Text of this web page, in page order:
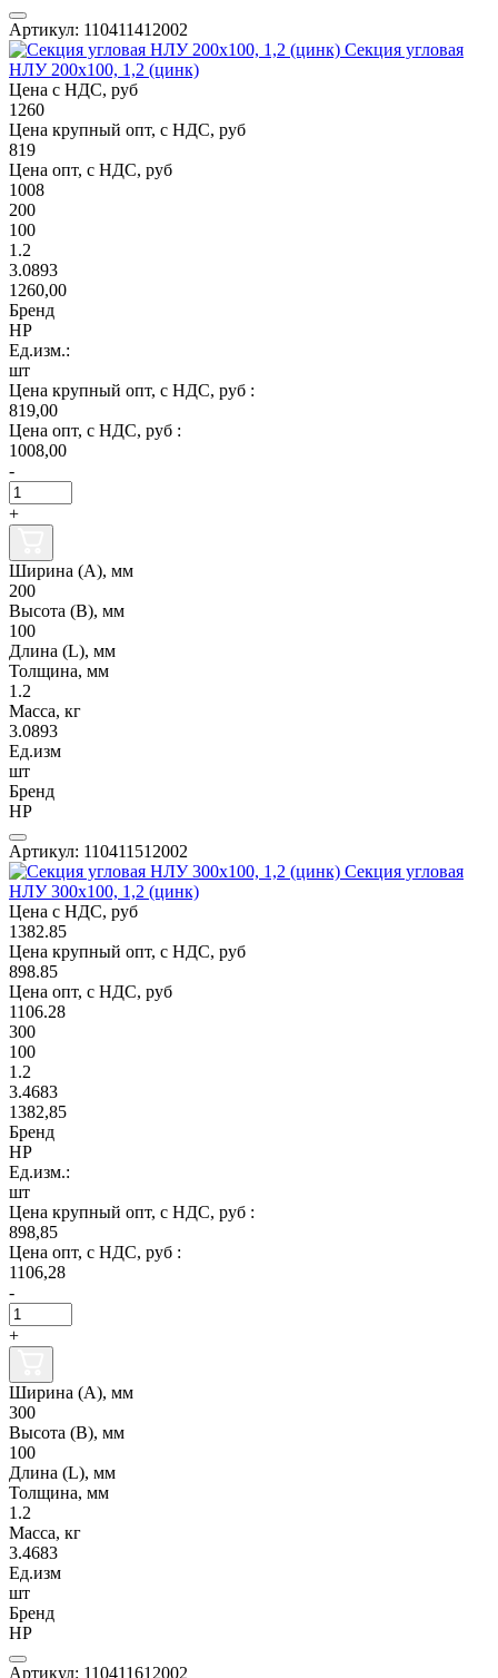
Артикул: 110411412002
Секция угловая
НЛУ 200х100, 1,2 (цинк)
Цена с НДС, руб
1260
Цена крупный опт, с НДС, руб
819
Цена опт, с НДС, руб
1008
200
100
1.2
3.0893
1260,00
Бренд
НР
Ед.изм.:
шт
Цена крупный опт, с НДС, руб :
819,00
Цена опт, с НДС, руб :
1008,00
-
+
Ширина (А), мм
200
Высота (В), мм
100
Длина (L), мм
Толщина, мм
1.2
Масса, кг
3.0893
Ед.изм
шт
Бренд
НР
Артикул: 110411512002
Секция угловая
НЛУ 300х100, 1,2 (цинк)
Цена с НДС, руб
1382.85
Цена крупный опт, с НДС, руб
898.85
Цена опт, с НДС, руб
1106.28
300
100
1.2
3.4683
1382,85
Бренд
НР
Ед.изм.:
шт
Цена крупный опт, с НДС, руб :
898,85
Цена опт, с НДС, руб :
1106,28
-
+
Ширина (А), мм
300
Высота (В), мм
100
Длина (L), мм
Толщина, мм
1.2
Масса, кг
3.4683
Ед.изм
шт
Бренд
НР
Артикул: 110411612002